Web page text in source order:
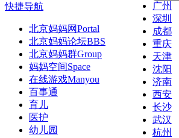
广州
深圳
成都
重庆
天津
沈阳
济南
西安
长沙
武汉
杭州
快捷导航
北京妈妈网Portal
北京妈妈论坛BBS
北京妈妈群Group
妈妈空间Space
在线游戏Manyou
百事通
育儿
医护
幼儿园